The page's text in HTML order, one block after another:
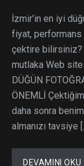
İzmir’in en iyi
fiyat, performans
çektire bilirsiniz?
mutlaka Web
DÜĞÜN
ÖNEMLİ
daha sonra
almanızı tavsiye
DEVAMINI OKU